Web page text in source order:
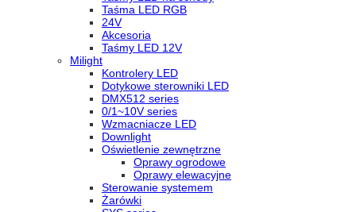
Taśma LED RGB
24V
Akcesoria
Taśmy LED 12V
Milight
Kontrolery LED
Dotykowe sterowniki LED
DMX512 series
0/1~10V series
Wzmacniacze LED
Downlight
Oświetlenie zewnętrzne
Oprawy ogrodowe
Oprawy elewacyjne
Sterowanie systemem
Żarówki